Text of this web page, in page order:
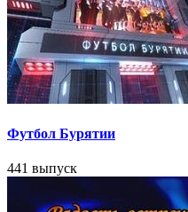
Футбол Бурятии
441 выпуск